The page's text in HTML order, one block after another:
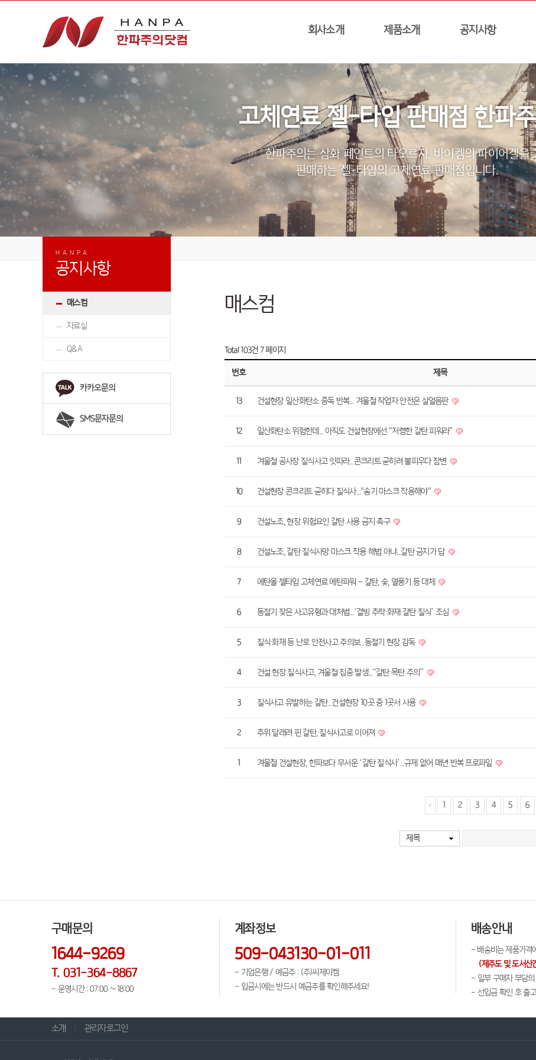
회사소개 제품소개 공지사항
고체연료 젤-타입 판매점 한파
한파주의는 삼화 페인트의 타오르지, 바이켐의 파이어겔을
판매하는 젤-타입의 고체연료 판매점입니다.
HANPA
공지사항
매스컴
자료실
Q&A
카카오문의
SMS문자문의
매스컴
Total 103건 7 페이지
번호 제목
13 건설현장 일산화탄소 중독 반복… 겨울철 작업자 안전은 살얼음판
12 일산화탄소 위험한데... 아직도 건설현장에선 "저렴한 갈탄 피워라"
11 겨울철 공사장 질식사고 잇따라…콘크리트 굳히려 불피우다 참변
10 건설현장 콘크리트 굳히다 질식사…"송기 마스크 착용해야"
9 건설노조, 현장 위험요인 갈탄 사용 금지 촉구
8 건설노조, 갈탄 질식사망 마스크 착용 해법 아냐...갈탄 금지가 답
7 에탄올 젤타입 고체연료 에탄파워 - 갈탄, 숯, 열풍기 등 대체
6 동절기 잦은 사고유형과 대처법…‘결빙 추락·화재·갈탄 질식’ 조심
5 질식·화재 등 난로 안전사고 주의보…동절기 현장 감독
4 건설 현장 질식사고, 겨울철 집중 발생...“갈탄·목탄 주의”
3 질식사고 유발하는 갈탄…건설현장 10곳 중 1곳서 사용
2 추위 달래려 핀 갈탄, 질식사고로 이어져
1 겨울철 건설현장, 한파보다 무서운 ‘갈탄 질식사’…규제 없어 매년 반복 프로파일
1 2 3 4 5 6
제목
구매문의
1644-9269
T. 031-364-8867
- 운영시간 : 07:00 ~ 18:00
계좌정보
509-043130-01-011
- 기업은행 / 예금주 : (주)씨제이켐
- 입금시에는 반드시 예금주를 확인해주세요!
배송안내
- 배송비는 제품가격
(제주도 및 도서산
- 일부 구매자 부담
- 선입금 확인 후 출
소개 관리자로그인